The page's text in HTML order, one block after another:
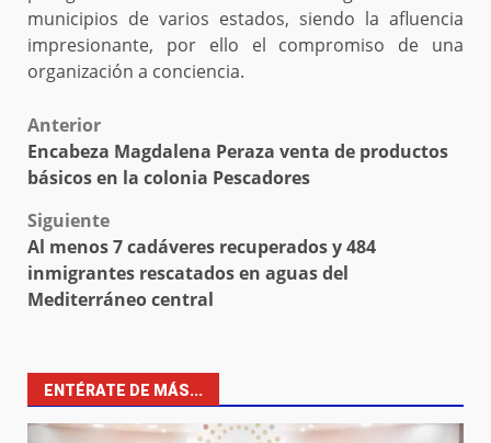
municipios de varios estados, siendo la afluencia
impresionante, por ello el compromiso de una
organización a conciencia.
Post
navigation
Anterior
Encabeza Magdalena Peraza venta de productos
básicos en la colonia Pescadores
Siguiente
Al menos 7 cadáveres recuperados y 484
inmigrantes rescatados en aguas del
Mediterráneo central
ENTÉRATE DE MÁS...